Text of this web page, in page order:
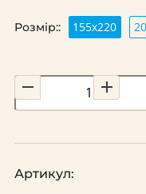
Розмір:: 155x220
Артикул: